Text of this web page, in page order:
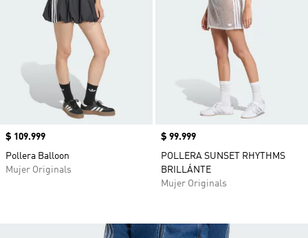
Precio
$ 109.999
Pollera Balloon
Mujer Originals
Precio
$ 99.999
POLLERA SUNSET RHYTHMS
BRILLÁNTE
Mujer Originals